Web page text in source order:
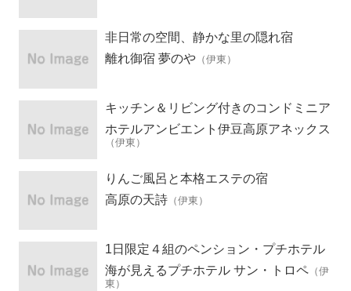
非日常の空間、静かな里の隠れ宿
離れ御宿 夢のや （伊東）
キッチン＆リビング付きのコンドミニア
ムホテル
ホテルアンビエント伊豆高原アネックス
（伊東）
りんご風呂と本格エステの宿
高原の天詩 （伊東）
1日限定４組のペンション・プチホテル
海が見えるプチホテル サン・トロペ （伊
東）